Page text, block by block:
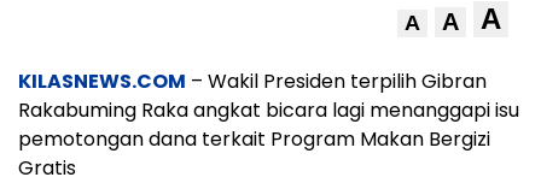
A A A
KILASNEWS.COM – Wakil Presiden terpilih Gibran
Rakabuming Raka angkat bicara lagi menanggapi isu
pemotongan dana terkait Program Makan Bergizi
Gratis